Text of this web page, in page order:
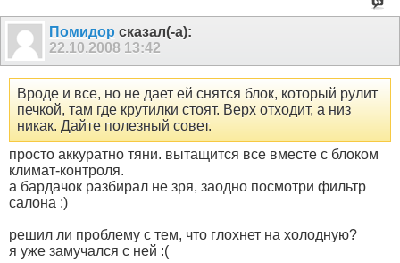
Помидор сказал(-а):
22.10.2008 13:42
Вроде и все, но не дает ей снятся блок, который рулит
печкой, там где крутилки стоят. Верх отходит, а низ
никак. Дайте полезный совет.
просто аккуратно тяни. вытащится все вместе с блоком
климат-контроля.
а бардачок разбирал не зря, заодно посмотри фильтр
салона :)
решил ли проблему с тем, что глохнет на холодную?
я уже замучался с ней :(